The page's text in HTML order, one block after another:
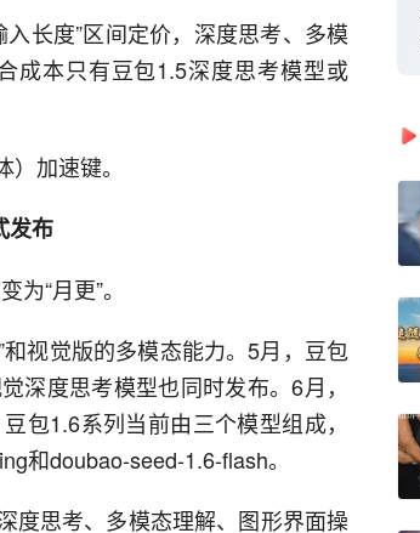
长度”区间定价，深度思考、多模
成本只有豆包1.5深度思考模型或
加速键。
发布
“月更”。
视觉版的多模态能力。5月，豆包
深度思考模型也同时发布。6月，
包1.6系列当前由三个模型组成，
和doubao-seed-1.6-flash。
度思考、多模态理解、图形界面操